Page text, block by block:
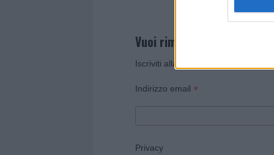
Vuoi rimanere sempre
Iscriviti alla newsletter di Gallura
Indirizzo email *
Privacy